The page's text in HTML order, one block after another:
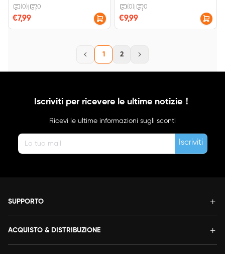
(0) 0
€7,99
(0) 0
€9,99
1 2
Iscriviti per ricevere le ultime notizie！
Ricevi le ultime informazioni sugli sconti
Iscriviti
SUPPORTO
ACQUISTO & DISTRIBUZIONE